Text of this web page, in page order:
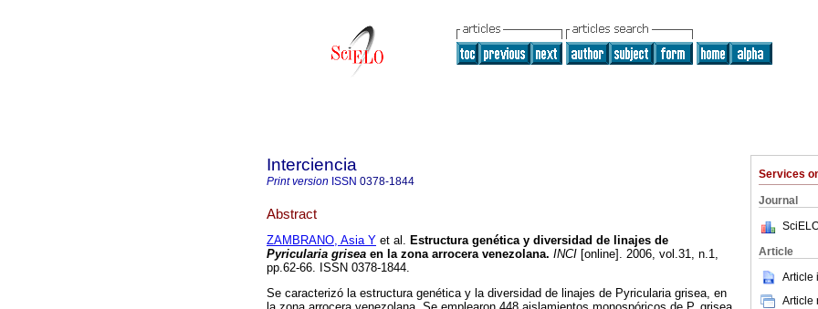
Services
Journal
Article
Article
Article
Interciencia
Print version ISSN 0378-1844
Abstract
ZAMBRANO, Asia Y et al. Estructura genética y diversidad de linajes de
Pyricularia grisea en la zona arrocera venezolana. INCI [online]. 2006, vol.31, n.1,
pp.62-66. ISSN 0378-1844.
Se caracterizó la estructura genética y la diversidad de linajes de Pyricularia grisea, en